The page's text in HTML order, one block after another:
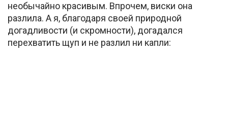
необычайно красивым. Впрочем, виски она
разлила. А я, благодаря своей природной
догадливости (и скромности), догадался
перехватить щуп и не разлил ни капли: